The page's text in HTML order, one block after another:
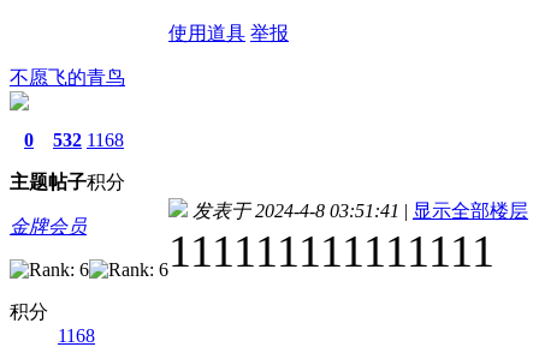
使用道具 举报
不愿飞的青鸟
0
主题
532
帖子
1168
积分
金牌会员
积分
1168
发表于 2024-4-8 03:51:41 | 显示全部楼层
111111111111111